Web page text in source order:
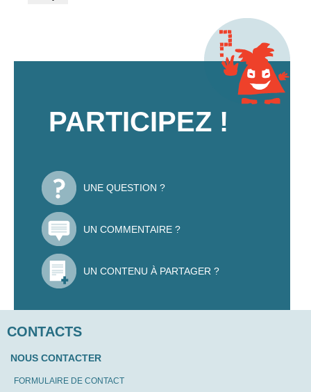
PARTICIPEZ !
UNE QUESTION ?
UN COMMENTAIRE ?
UN CONTENU À PARTAGER ?
CONTACTS
NOUS CONTACTER
FORMULAIRE DE CONTACT